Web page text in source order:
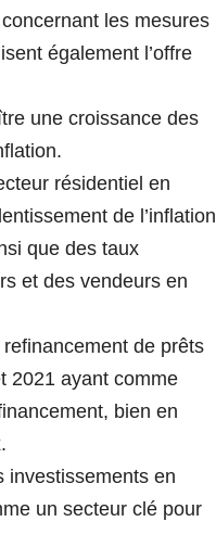
les mesures
également l’offre
une croissance des
résidentiel en
de l’inflation
que des taux
et des vendeurs en
de prêts
2021 ayant comme
bien en
investissements en
un secteur clé pour